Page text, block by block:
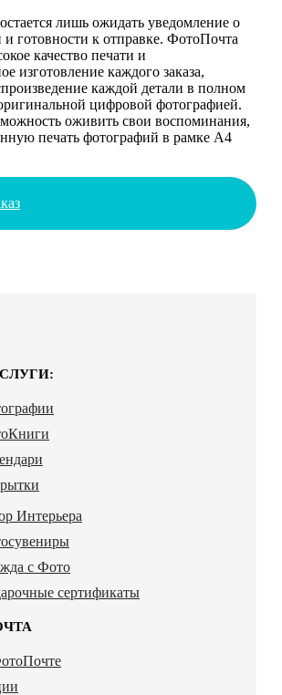
лишь ожидать уведомление о
готовности к отправке. ФотоПочта
качество печати и
изготовление каждого заказа,
каждой детали в полном
цифровой фотографией.
оживить свои воспоминания,
печать фотографий в рамке А4
Интерьера
с Фото
сертификаты